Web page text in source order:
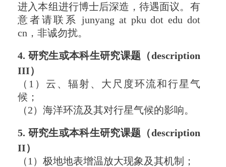
进入本组进行博士后深造，待遇面议。有
意者请联系 junyang at pku dot edu dot
cn，非诚勿扰。
4. 研究生或本科生研究课题（description
III）
（1）云、辐射、大尺度环流和行星气
候；
（2）海洋环流及其对行星气候的影响。
5. 研究生或本科生研究课题（description
II）
（1）极地地表增温放大现象及其机制；